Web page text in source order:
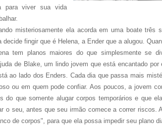
para viver sua vida
misteriosamente ela acorda em uma boate três
fingir que é Helena, a Ender que a alugou.
tem planos maiores do que simplesmente se
de Blake, um lindo jovem que está encantado
ao lado dos Enders. Cada dia que passa mais
ou em quem pode confiar. Aos poucos, a jovem
do que somente alugar corpos temporários e que
o seu, antes que seu irmão comece a correr riscos.
de corpos", para que ela possa impedir seu plano